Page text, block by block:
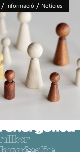
/ Informació / Notícies